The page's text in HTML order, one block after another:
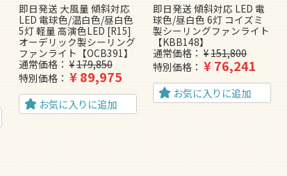
即日発送 大風量 傾斜対応
LED 電球色/温白色/昼白色
5灯 軽量 高演色LED [R15]
オーデリック製シーリング
ファンライト【OCB391】
通常価格
¥179,850
特別価格
¥ 89,975
お気に入りに追加
即日発送 傾斜対応 LED 電
球色/昼白色 6灯 コイズミ
製シーリングファンライト
【KBB148】
通常価格
¥151,800
特別価格
¥76,241
お気に入りに追加